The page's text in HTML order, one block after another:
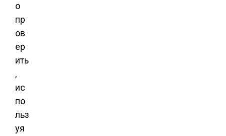
о
пр
ов
ер
ить
,
ис
по
льз
уя